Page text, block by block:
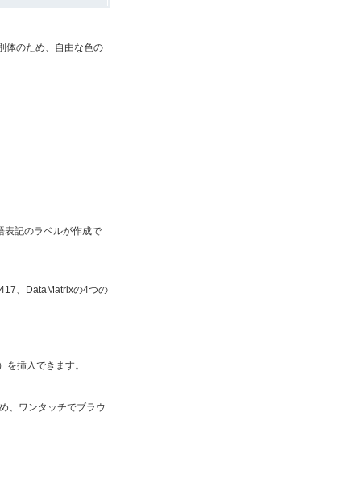
体のため、自由な色の
記のラベルが作成で
、DataMatrixの4つの
挿入できます。
、ワンタッチでブラウ